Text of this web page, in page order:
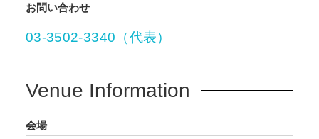
お問い合わせ
03-3502-3340（代表）
Venue Information
会場